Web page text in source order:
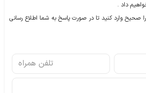
داد .
صحیح وارد کنید تا در صورت پاسخ به شما اطلاع رسانی